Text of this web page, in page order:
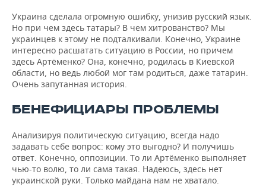
Украина сделала огромную ошибку, унизив русский язык.
Но при чем здесь татары? В чем хитрованство? Мы
украинцев к этому не подталкивали. Конечно, Украине
интересно расшатать ситуацию в России, но причем
здесь Артёменко? Она, конечно, родилась в Киевской
области, но ведь любой мог там родиться, даже татарин.
Очень запутанная история.
БЕНЕФИЦИАРЫ ПРОБЛЕМЫ
Анализируя политическую ситуацию, всегда надо
задавать себе вопрос: кому это выгодно? И получишь
ответ. Конечно, оппозиции. То ли Артёменко выполняет
чью-то волю, то ли сама такая. Надеюсь, здесь нет
украинской руки. Только майдана нам не хватало.